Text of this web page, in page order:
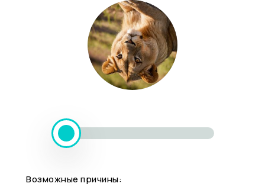
Возможные причины: